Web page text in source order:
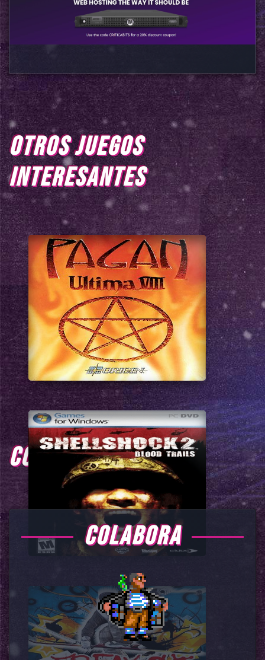
OTROS JUEGOS
INTERESANTES
COMENTARIOS
COLABORA